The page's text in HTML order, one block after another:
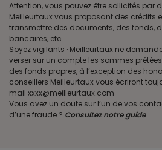
Attention, vous pouvez être sollicités par
Meilleurtaux vous proposant des
transmettre des documents, des fonds,
bancaires, etc.
Soyez vigilants · Meilleurtaux ne
verser sur un compte les sommes
des fonds propres, à l’exception des
conseillers Meilleurtaux vous écriront
mail xxxx@meilleurtaux.com
Vous avez un doute sur l’un de vos
d’une fraude ? Consultez notre guide.